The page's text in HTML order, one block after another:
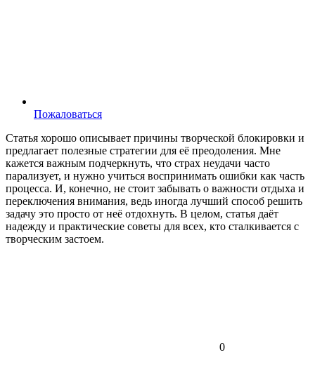
Пожаловаться
Статья хорошо описывает причины творческой блокировки и
предлагает полезные стратегии для её преодоления. Мне
кажется важным подчеркнуть, что страх неудачи часто
парализует, и нужно учиться воспринимать ошибки как часть
процесса. И, конечно, не стоит забывать о важности отдыха и
переключения внимания, ведь иногда лучший способ решить
задачу это просто от неё отдохнуть. В целом, статья даёт
надежду и практические советы для всех, кто сталкивается с
творческим застоем.
0